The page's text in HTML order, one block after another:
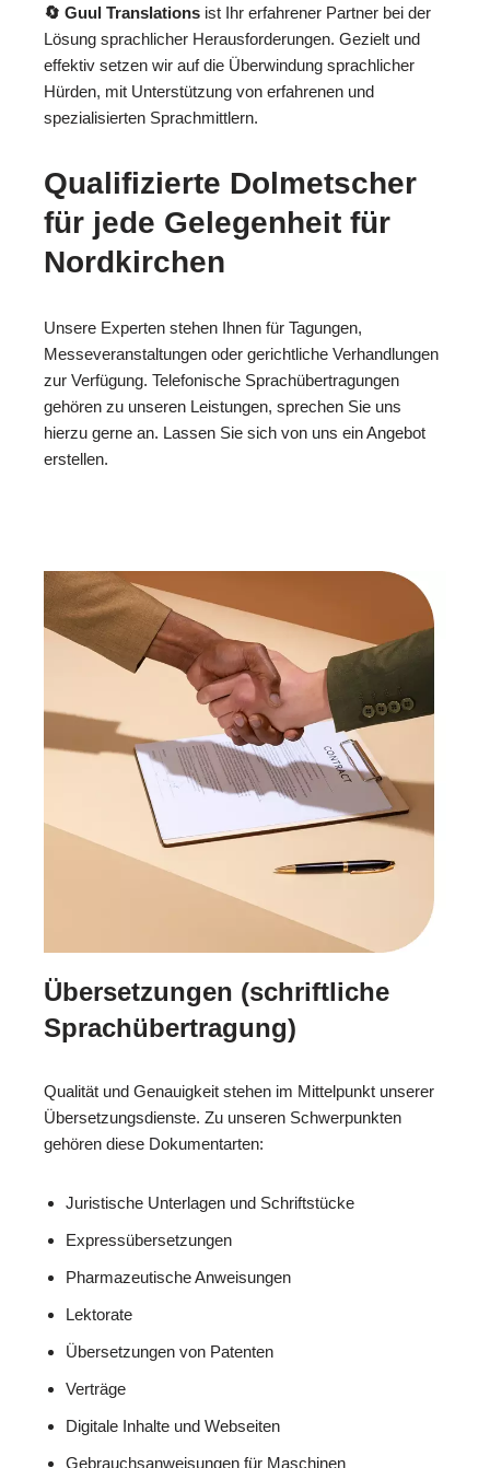
🔄 Guul Translations ist Ihr erfahrener Partner bei der
Lösung sprachlicher Herausforderungen. Gezielt und
effektiv setzen wir auf die Überwindung sprachlicher
Hürden, mit Unterstützung von erfahrenen und
spezialisierten Sprachmittlern.
Qualifizierte Dolmetscher
für jede Gelegenheit für
Nordkirchen
Unsere Experten stehen Ihnen für Tagungen,
Messeveranstaltungen oder gerichtliche Verhandlungen
zur Verfügung. Telefonische Sprachübertragungen
gehören zu unseren Leistungen, sprechen Sie uns
hierzu gerne an. Lassen Sie sich von uns ein Angebot
erstellen.
Übersetzungen (schriftliche
Sprachübertragung)
Qualität und Genauigkeit stehen im Mittelpunkt unserer
Übersetzungsdienste. Zu unseren Schwerpunkten
gehören diese Dokumentarten:
Juristische Unterlagen und Schriftstücke
Expressübersetzungen
Pharmazeutische Anweisungen
Lektorate
Übersetzungen von Patenten
Verträge
Digitale Inhalte und Webseiten
Gebrauchsanweisungen für Maschinen